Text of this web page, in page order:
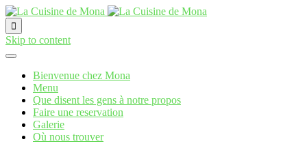

Skip to content
Bienvenue chez Mona
Menu
Que disent les gens à notre propos
Faire une reservation
Galerie
Où nous trouver